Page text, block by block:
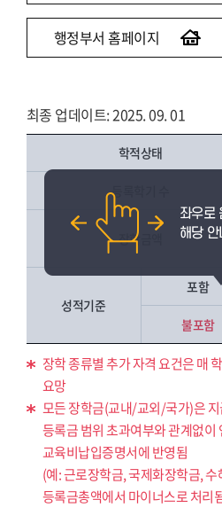
행정부서 홈페이지
최종 업데이트: 2025. 09. 01
학적상태
등록학기 수
장학금액
성적기준
포함
불포함
장학 종류별 추가 자격 요건은 매
요망
모든 장학금(교내/교외/국가)은
등록금 범위 초과여부와 관계없
교육비납입증명서에 반영됨
(예: 근로장학금, 국제화장학금,
등록금총액에서 마이너스로 처리